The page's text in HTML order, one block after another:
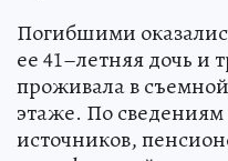
Погибшими
ее 41–летняя дочь и
проживала в
этаже. По
источников,